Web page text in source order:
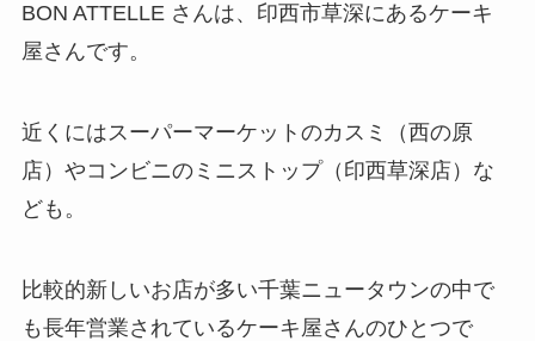
BON ATTELLE さんは、印西市草深にあるケーキ
屋さんです。
近くにはスーパーマーケットのカスミ（西の原
店）やコンビニのミニストップ（印西草深店）な
ども。
比較的新しいお店が多い千葉ニュータウンの中で
も長年営業されているケーキ屋さんのひとつで